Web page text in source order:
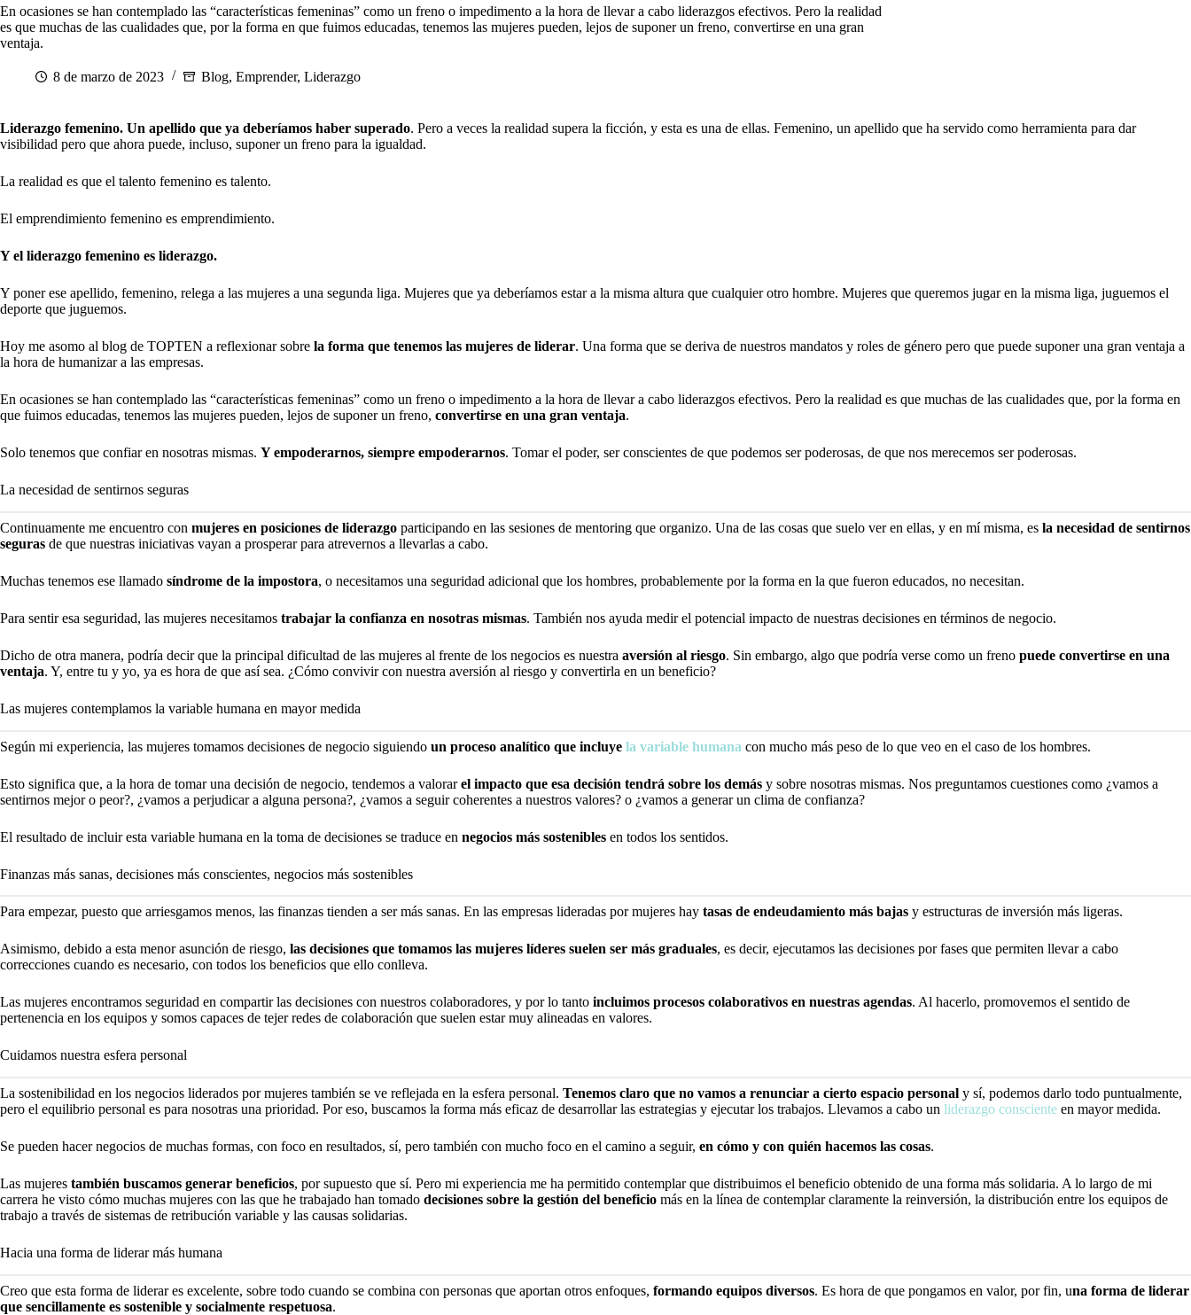
En ocasiones se han contemplado las “características femeninas” como un freno o impedimento a la hora de llevar a cabo liderazgos efectivos. Pero la realidad
es que muchas de las cualidades que, por la forma en que fuimos educadas, tenemos las mujeres pueden, lejos de suponer un freno, convertirse en una gran
ventaja.
8 de marzo de 2023 Blog, Emprender, Liderazgo
Liderazgo femenino. Un apellido que ya deberíamos haber superado. Pero a veces la realidad supera la ficción, y esta es una de ellas. Femenino, un apellido que ha servido como herramienta para dar
visibilidad pero que ahora puede, incluso, suponer un freno para la igualdad.
La realidad es que el talento femenino es talento.
El emprendimiento femenino es emprendimiento.
Y el liderazgo femenino es liderazgo.
Y poner ese apellido, femenino, relega a las mujeres a una segunda liga. Mujeres que ya deberíamos estar a la misma altura que cualquier otro hombre. Mujeres que queremos jugar en la misma liga, juguemos el
deporte que juguemos.
Hoy me asomo al blog de TOPTEN a reflexionar sobre la forma que tenemos las mujeres de liderar. Una forma que se deriva de nuestros mandatos y roles de género pero que puede suponer una gran ventaja a
la hora de humanizar a las empresas.
En ocasiones se han contemplado las “características femeninas” como un freno o impedimento a la hora de llevar a cabo liderazgos efectivos. Pero la realidad es que muchas de las cualidades que, por la forma en
que fuimos educadas, tenemos las mujeres pueden, lejos de suponer un freno, convertirse en una gran ventaja.
Solo tenemos que confiar en nosotras mismas. Y empoderarnos, siempre empoderarnos. Tomar el poder, ser conscientes de que podemos ser poderosas, de que nos merecemos ser poderosas.
La necesidad de sentirnos seguras
Continuamente me encuentro con mujeres en posiciones de liderazgo participando en las sesiones de mentoring que organizo. Una de las cosas que suelo ver en ellas, y en mí misma, es la necesidad de sentirnos
seguras de que nuestras iniciativas vayan a prosperar para atrevernos a llevarlas a cabo.
Muchas tenemos ese llamado síndrome de la impostora, o necesitamos una seguridad adicional que los hombres, probablemente por la forma en la que fueron educados, no necesitan.
Para sentir esa seguridad, las mujeres necesitamos trabajar la confianza en nosotras mismas. También nos ayuda medir el potencial impacto de nuestras decisiones en términos de negocio.
Dicho de otra manera, podría decir que la principal dificultad de las mujeres al frente de los negocios es nuestra aversión al riesgo. Sin embargo, algo que podría verse como un freno puede convertirse en una
ventaja. Y, entre tu y yo, ya es hora de que así sea. ¿Cómo convivir con nuestra aversión al riesgo y convertirla en un beneficio?
Las mujeres contemplamos la variable humana en mayor medida
Según mi experiencia, las mujeres tomamos decisiones de negocio siguiendo un proceso analítico que incluye la variable humana con mucho más peso de lo que veo en el caso de los hombres.
Esto significa que, a la hora de tomar una decisión de negocio, tendemos a valorarel impacto que esa decisión tendrá sobre los demás y sobre nosotras mismas. Nos preguntamos cuestiones como ¿vamos a
sentirnos mejor o peor?, ¿vamos a perjudicar a alguna persona?, ¿vamos a seguir coherentes a nuestros valores? o ¿vamos a generar un clima de confianza?
El resultado de incluir esta variable humana en la toma de decisiones se traduce en negocios más sostenibles en todos los sentidos.
Finanzas más sanas, decisiones más conscientes, negocios más sostenibles
Para empezar, puesto que arriesgamos menos, las finanzas tienden a ser más sanas. En las empresas lideradas por mujeres hay tasas de endeudamiento más bajas y estructuras de inversión más ligeras.
Asimismo, debido a esta menor asunción de riesgo, las decisiones que tomamos las mujeres líderes suelen ser más graduales, es decir, ejecutamos las decisiones por fases que permiten llevar a cabo
correcciones cuando es necesario, con todos los beneficios que ello conlleva.
Las mujeres encontramos seguridad en compartir las decisiones con nuestros colaboradores, y por lo tanto incluimos procesos colaborativos en nuestras agendas. Al hacerlo, promovemos el sentido de
pertenencia en los equipos y somos capaces de tejer redes de colaboración que suelen estar muy alineadas en valores.
Cuidamos nuestra esfera personal
La sostenibilidad en los negocios liderados por mujeres también se ve reflejada en la esfera personal. Tenemos claro que no vamos a renunciar a cierto espacio personal y sí, podemos darlo todo puntualmente,
pero el equilibrio personal es para nosotras una prioridad. Por eso, buscamos la forma más eficaz de desarrollar las estrategias y ejecutar los trabajos. Llevamos a cabo un liderazgo consciente en mayor medida.
Se pueden hacer negocios de muchas formas, con foco en resultados, sí, pero también con mucho foco en el camino a seguir, en cómo y con quién hacemos las cosas.
Las mujeres también buscamos generar beneficios, por supuesto que sí. Pero mi experiencia me ha permitido contemplar que distribuimos el beneficio obtenido de una forma más solidaria. A lo largo de mi
carrera he visto cómo muchas mujeres con las que he trabajado han tomado decisiones sobre la gestión del beneficio más en la línea de contemplar claramente la reinversión, la distribución entre los equipos de
trabajo a través de sistemas de retribución variable y las causas solidarias.
Hacia una forma de liderar más humana
Creo que esta forma de liderar es excelente, sobre todo cuando se combina con personas que aportan otros enfoques, formando equipos diversos. Es hora de que pongamos en valor, por fin, una forma de liderar
que sencillamente es sostenible y socialmente respetuosa.